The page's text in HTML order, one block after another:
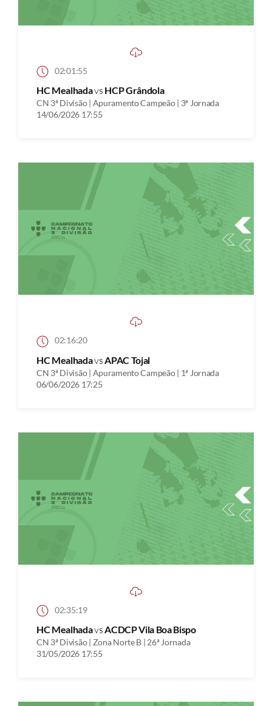
02:01:55
HC Mealhadavs HCP Grândola
CN 3ª Divisão | Apuramento Campeão | 3ª Jornada
14/06/2026 17:55
02:16:20
HC MealhadavsAPAC Tojal
CN 3ª Divisão | Apuramento Campeão | 1ª Jornada
06/06/2026 17:25
02:35:19
HC MealhadavsACDCP Vila Boa Bispo
CN 3ª Divisão | Zona Norte B | 26ª Jornada
31/05/2026 17:55